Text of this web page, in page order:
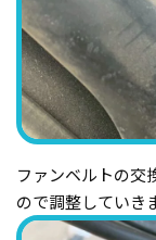
ファンベルトの交
ので調整していき